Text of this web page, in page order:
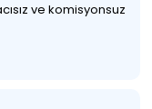
ve komisyonsuz